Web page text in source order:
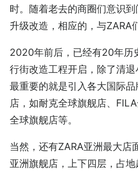
时。随着老去的商圈们意识
升级改造，相应的，与ZARA
2020年前后，已经有20年历
行街改造工程开启，除了清退
最重要的就是引入各大国际
店，如耐克全球旗舰店、
全球旗舰店等。
当然，还有ZARA亚洲最大
亚洲旗舰店，上下四层，占